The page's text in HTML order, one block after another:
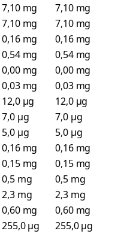
7,10 mg
7,10 mg
7,10 mg
7,10 mg
0,16 mg
0,16 mg
0,54 mg
0,54 mg
0,00 mg
0,00 mg
0,03 mg
0,03 mg
12,0 µg
12,0 µg
7,0 µg
7,0 µg
5,0 µg
5,0 µg
0,16 mg
0,16 mg
0,15 mg
0,15 mg
0,5 mg
0,5 mg
2,3 mg
2,3 mg
0,60 mg
0,60 mg
255,0 µg
255,0 µg